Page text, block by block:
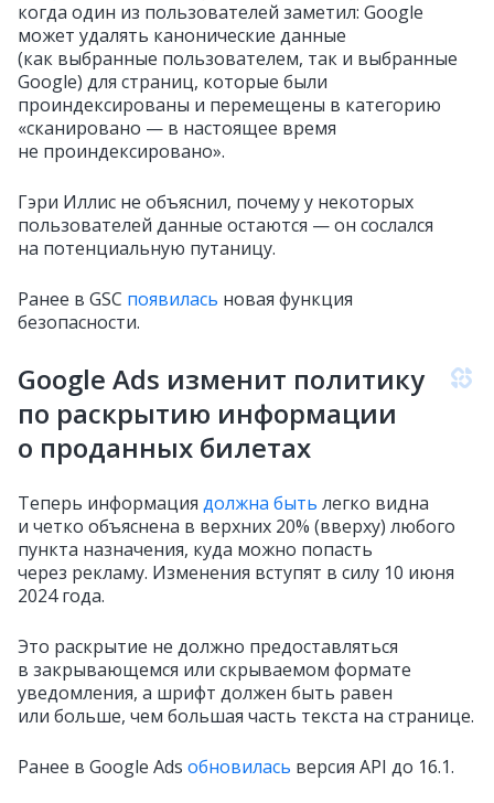
когда один из пользователей заметил: Google
может удалять канонические данные
(как выбранные пользователем, так и выбранные
Google) для страниц, которые были
проиндексированы и перемещены в категорию
«сканировано — в настоящее время
не проиндексировано».
Гэри Иллис не объяснил, почему у некоторых
пользователей данные остаются — он сослался
на потенциальную путаницу.
Ранее в GSC появилась новая функция
безопасности.
Google Ads изменит политику
по раскрытию информации
о проданных билетах
Теперь информация должна быть легко видна
и четко объяснена в верхних 20% (вверху) любого
пункта назначения, куда можно попасть
через рекламу. Изменения вступят в силу 10 июня
2024 года.
Это раскрытие не должно предоставляться
в закрывающемся или скрываемом формате
уведомления, а шрифт должен быть равен
или больше, чем большая часть текста на странице.
Ранее в Google Ads обновилась версия API до 16.1.